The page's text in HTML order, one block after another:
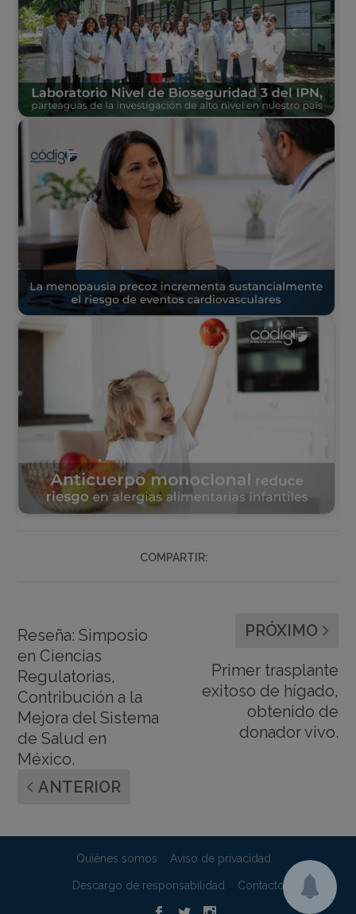
COMPARTIR:
Reseña: Simposio
en Ciencias
Regulatorias,
Contribución a la
Mejora del Sistema
de Salud en
México.
ANTERIOR
PRÓXIMO
Primer trasplante
exitoso de hígado,
obtenido de
donador vivo.
Quiénes somos Aviso de privacidad
Descargo de responsabilidad Contacto